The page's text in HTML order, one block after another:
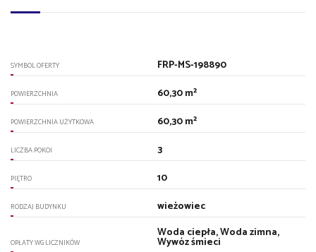
SYMBOL OFERTY FRP-MS-198890
POWIERZCHNIA 60,30 m²
POWIERZCHNIA UŻYTKOWA 60,30 m²
LICZBA POKOI 3
PIĘTRO 10
RODZAJ BUDYNKU wieżowiec
OPŁATY WG LICZNIKÓW
Woda ciepła, Woda zimna,
Wywóz śmieci